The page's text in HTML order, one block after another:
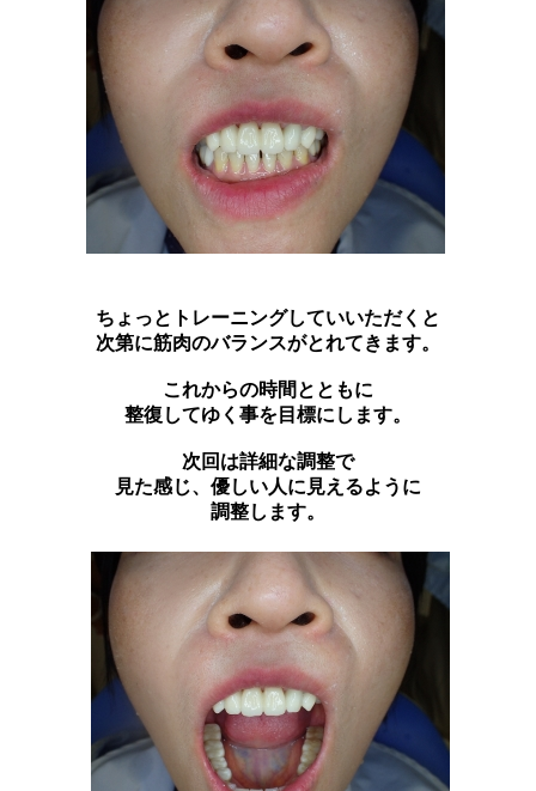
ちょっとトレーニングしていいただくと
次第に筋肉のバランスがとれてきます。
これからの時間とともに
整復してゆく事を目標にします。
次回は詳細な調整で
見た感じ、優しい人に見えるように
調整します。